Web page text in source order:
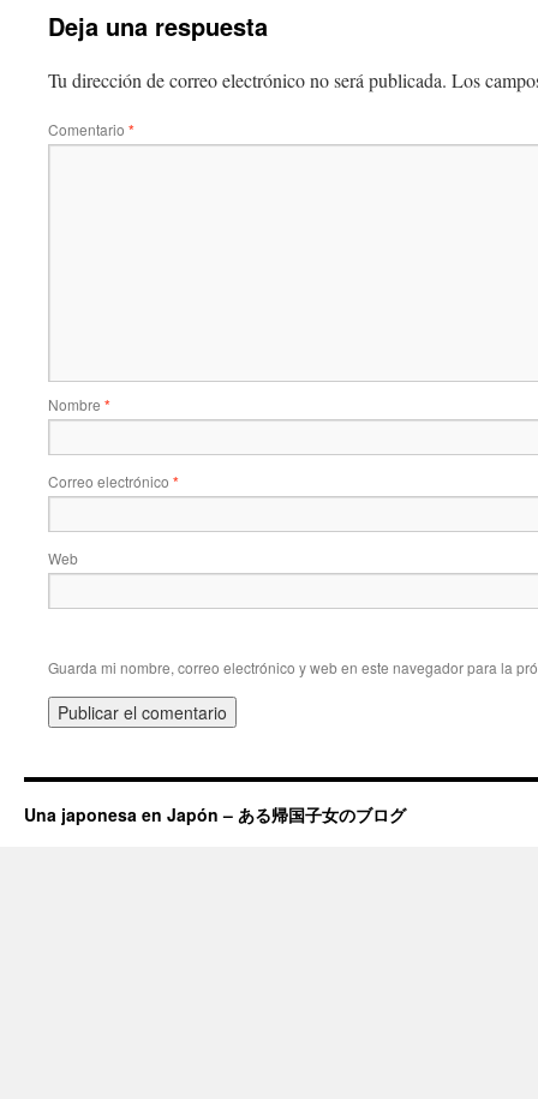
Deja una respuesta
Tu dirección de correo electrónico no será publicada. Los
Comentario *
Nombre *
Correo electrónico *
Web
Guarda mi nombre, correo electrónico y web en este navegador para la
Una japonesa en Japón – ある帰国子女のブログ